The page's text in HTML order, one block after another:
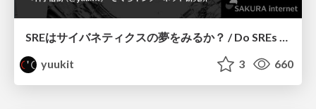
SREはサイバネティクスの夢をみるか？ / Do SREs Dream of Cybernetics?
yuukit
3 660